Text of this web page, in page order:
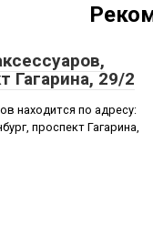
Гагарина, 29/2
находится по адресу:
проспект Гагарина,